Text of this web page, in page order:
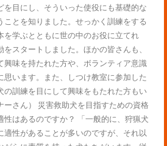
を目にし、そういった使役にも基礎的な
ことを知りました。せっかく訓練をする
を学ぶとともに世の中のお役に立てれ
スタートしました。ほかの皆さんも、
興味を持たれた方や、ボランティア意識
思います。また、しつけ教室に参加した
の訓練を目にして興味をもたれた方もい
ーさん） 災害救助犬を目指すための資格
性はあるのですか？ 「一般的に、狩猟犬
適性があることが多いのですが、それ以